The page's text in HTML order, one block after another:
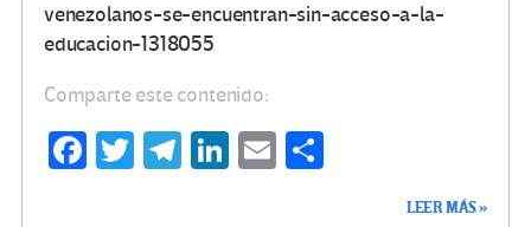
venezolanos-se-encuentran-sin-acceso-a-la-
educacion-1318055
Comparte este contenido:
Fa T
Te
Li
E
LEER MÁS »